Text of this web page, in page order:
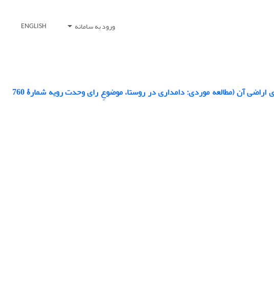
ورود به سامانه ENGLISH
محیط شناسی «روستا» و اثر آن بر اتخاذ تصمیم قضایی پیرامون تغییر کاربری اراضی آن (مطالعه موردی: دامداری در روستا، موضوعِ رای وحدت رویه شمارۀ 760